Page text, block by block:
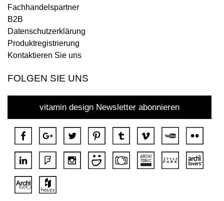
Fachhandelspartner
B2B
Datenschutzerklärung
Produktregistrierung
Kontaktieren Sie uns
FOLGEN SIE UNS
vitamin design Newsletter abonnieren